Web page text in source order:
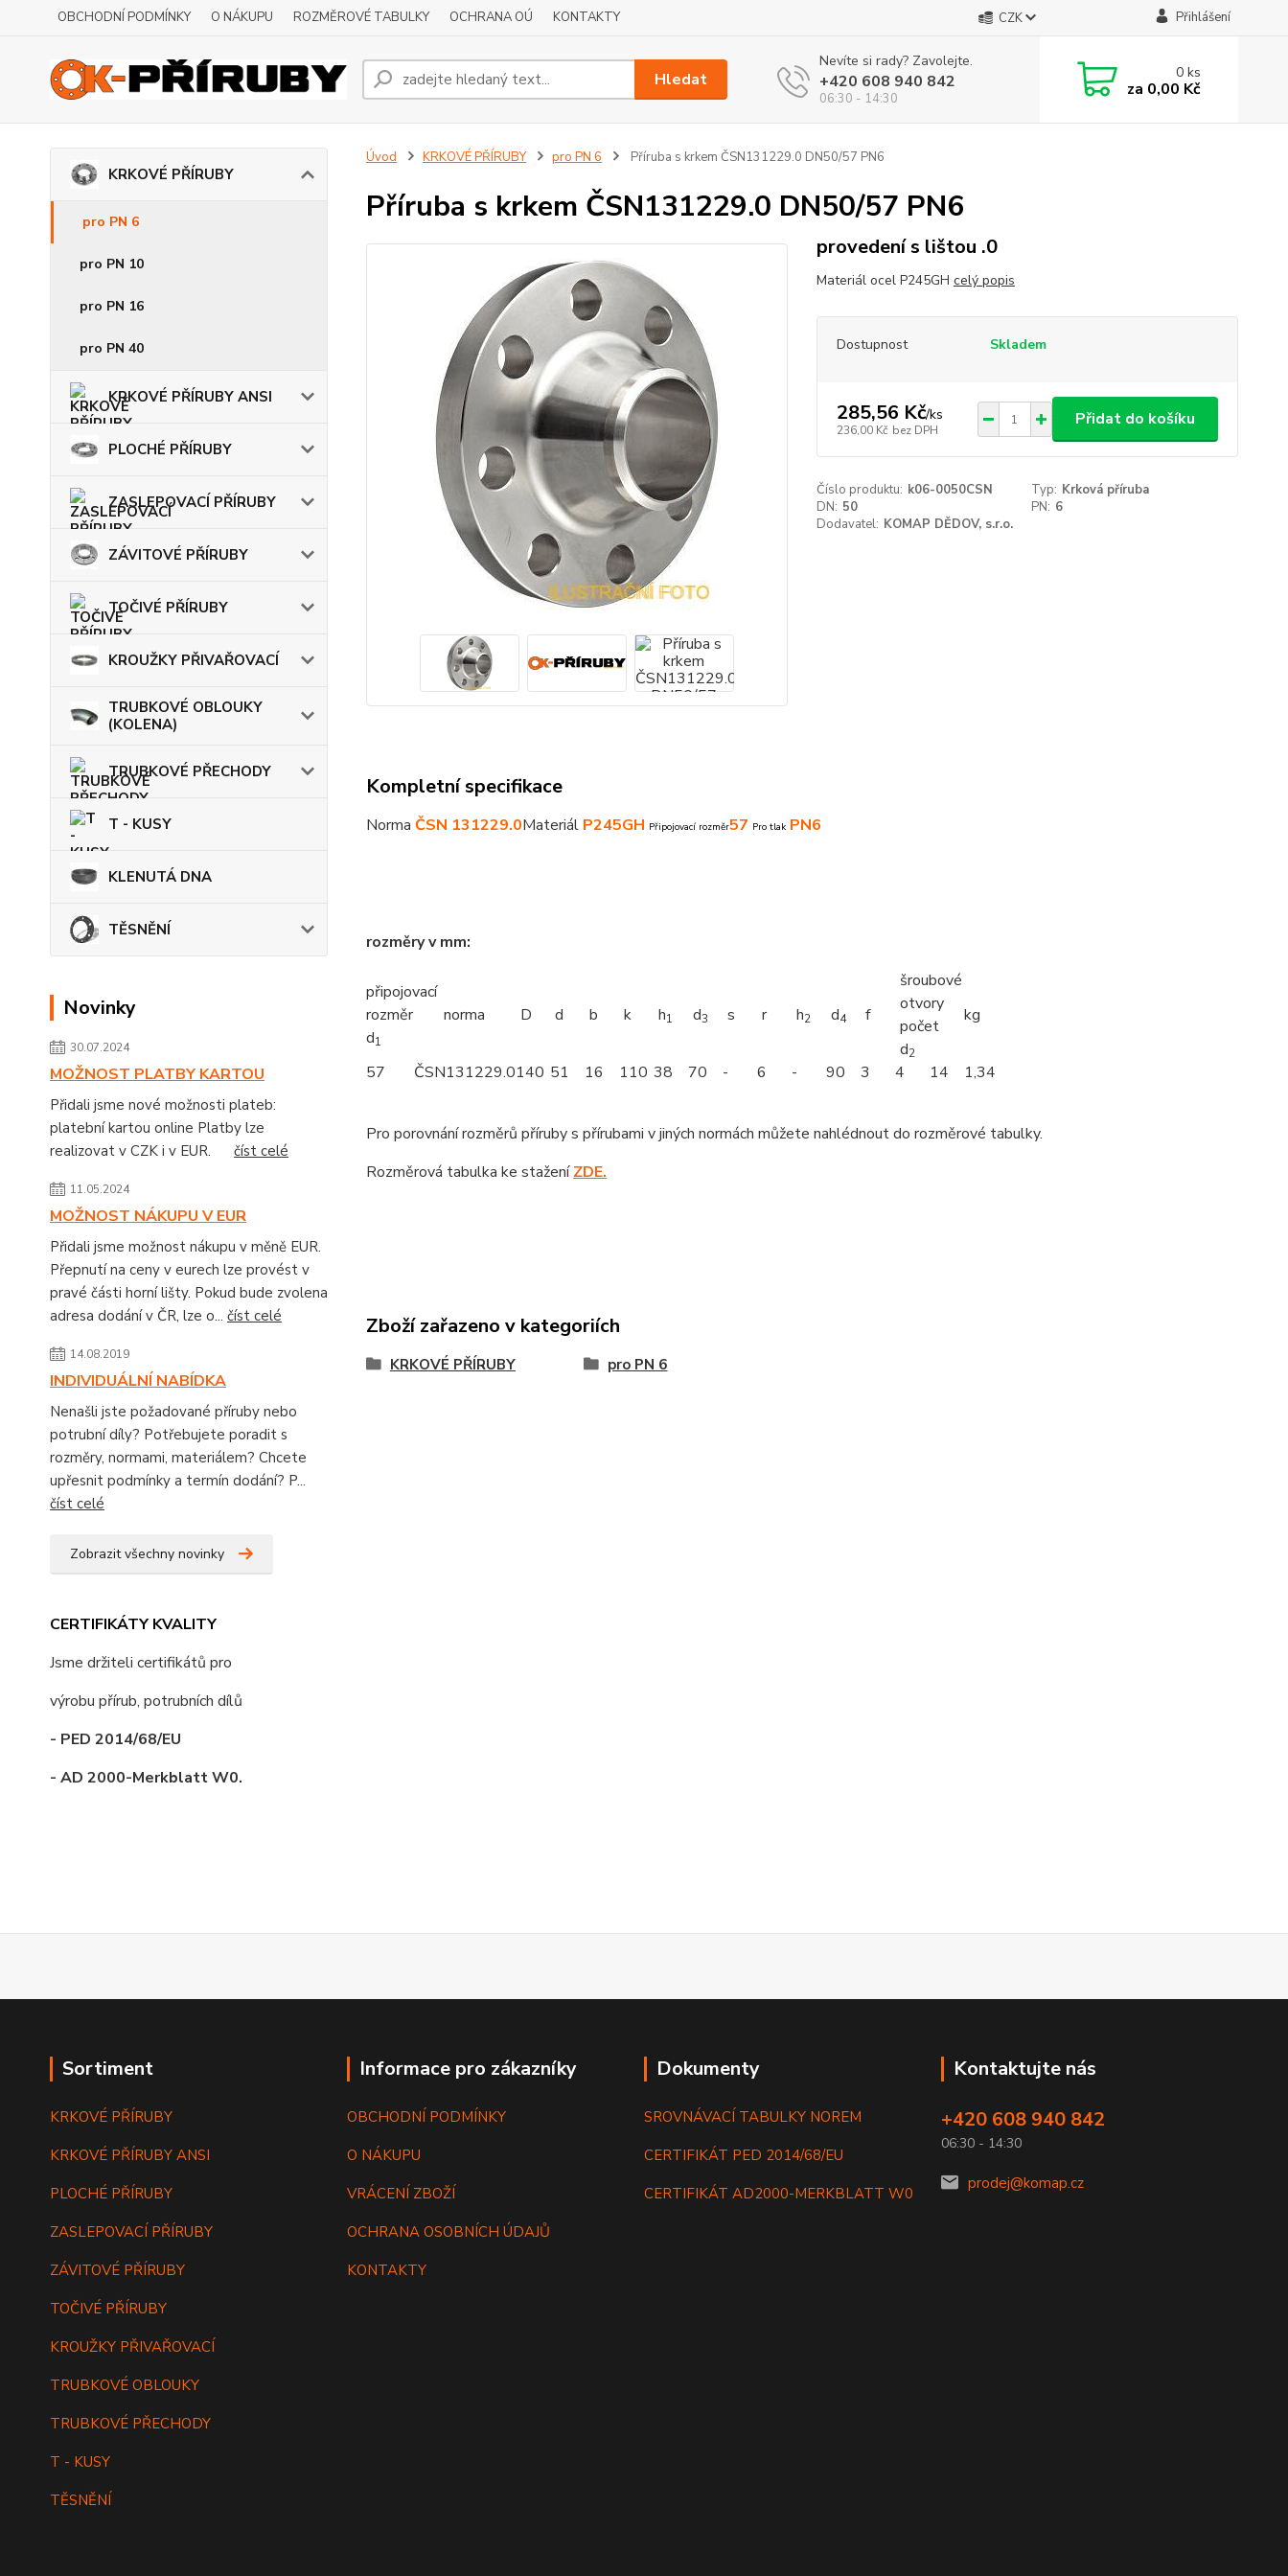
OBCHODNÍ PODMÍNKY O NÁKUPU ROZMĚROVÉ TABULKY OCHRANA OÚ KONTAKTY CZK Přihlášení
Hledat
Nevíte si rady? Zavolejte.
+420 608 940 842
06:30 - 14:30
0ks
za 0,00 Kč
KRKOVÉ PŘÍRUBY
pro PN 6
pro PN 10
pro PN 16
pro PN 40
KRKOVÉ PŘÍRUBY ANSI
PLOCHÉ PŘÍRUBY
ZASLEPOVACÍ PŘÍRUBY
ZÁVITOVÉ PŘÍRUBY
TOČIVÉ PŘÍRUBY
KROUŽKY PŘIVAŘOVACÍ
TRUBKOVÉ OBLOUKY
(KOLENA)
TRUBKOVÉ PŘECHODY
T - KUSY
KLENUTÁ DNA
TĚSNĚNÍ
Novinky
30.07.2024
MOŽNOST PLATBY KARTOU
Přidali jsme nové možnosti plateb:
platební kartou online Platby lze
realizovat v CZK i v EUR. číst celé
11.05.2024
MOŽNOST NÁKUPU V EUR
Přidali jsme možnost nákupu v měně EUR.
Přepnutí na ceny v eurech lze provést v
pravé části horní lišty. Pokud bude zvolena
adresa dodání v ČR, lze o... číst celé
14.08.2019
INDIVIDUÁLNÍ NABÍDKA
Nenašli jste požadované příruby nebo
potrubní díly? Potřebujete poradit s
rozměry, normami, materiálem? Chcete
upřesnit podmínky a termín dodání? P...
číst celé
Zobrazit všechny novinky
CERTIFIKÁTY KVALITY
Jsme držiteli certifikátů pro
výrobu přírub, potrubních dílů
- PED 2014/68/EU
- AD 2000-Merkblatt W0.
Úvod KRKOVÉ PŘÍRUBY pro PN 6 Příruba s krkem ČSN131229.0 DN50/57 PN6
Příruba s krkem ČSN131229.0 DN50/57 PN6
provedení s lištou .0
Materiál ocel P245GH celý popis
Dostupnost Skladem
285,56 Kč/ks
236,00 Kč bez DPH
Přidat do košíku
Číslo produktu: k06-0050CSN Typ: Krková příruba
DN: 50 PN: 6
Dodavatel: KOMAP DĚDOV, s.r.o.
Kompletní specifikace
Norma ČSN 131229.0Materiál P245GH Připojovací rozměr57 Pro tlakPN6
rozměry v mm:
připojovací
rozměr
d1
norma D d b k h1 d3 s r h2 d4 f
šroubové
otvory
počet
d2
kg
57 ČSN131229.0140 51 16 110 38 70 - 6 - 90 3 4 14 1,34
Pro porovnání rozměrů příruby s přírubami v jiných normách můžete nahlédnout do rozměrové tabulky.
Rozměrová tabulka ke staženíZDE.
Zboží zařazeno v kategoriích
KRKOVÉ PŘÍRUBY pro PN 6
Sortiment
KRKOVÉ PŘÍRUBY
KRKOVÉ PŘÍRUBY ANSI
PLOCHÉ PŘÍRUBY
ZASLEPOVACÍ PŘÍRUBY
ZÁVITOVÉ PŘÍRUBY
TOČIVÉ PŘÍRUBY
KROUŽKY PŘIVAŘOVACÍ
TRUBKOVÉ OBLOUKY
TRUBKOVÉ PŘECHODY
T - KUSY
TĚSNĚNÍ
Informace pro zákazníky
OBCHODNÍ PODMÍNKY
O NÁKUPU
VRÁCENÍ ZBOŽÍ
OCHRANA OSOBNÍCH ÚDAJŮ
KONTAKTY
Dokumenty
SROVNÁVACÍ TABULKY NOREM
CERTIFIKÁT PED 2014/68/EU
CERTIFIKÁT AD2000-MERKBLATT W0
Kontaktujte nás
+420 608 940 842
06:30 - 14:30
prodej@komap.cz